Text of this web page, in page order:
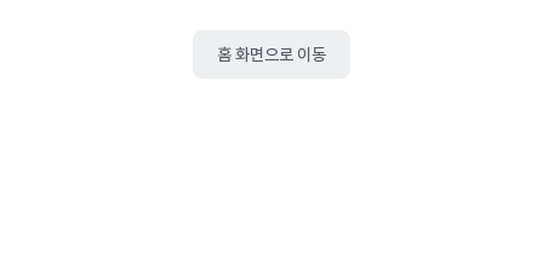
홈 화면으로 이동